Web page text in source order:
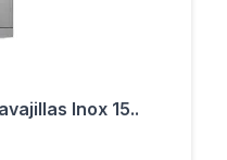
Inox 15..